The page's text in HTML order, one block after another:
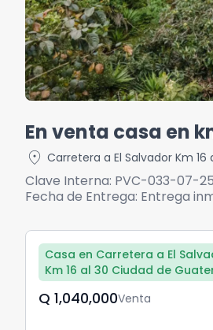
En venta casa en
location_on Carretera a El Salvador Km 16
Clave Interna: PVC-033-07-
Fecha de Entrega: Entrega
Casa en Carretera a El
Km 16 al 30 Ciudad de
Q	1,040,000Venta